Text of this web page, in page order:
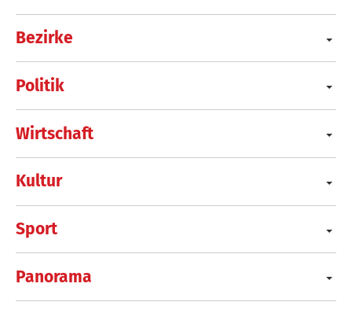
Bezirke
Politik
Wirtschaft
Kultur
Sport
Panorama